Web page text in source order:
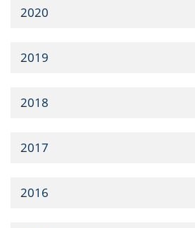
2020
2019
2018
2017
2016